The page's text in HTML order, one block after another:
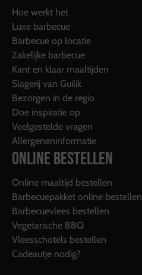
Hoe werkt het
Luxe barbecue
Barbecue op locatie
Zakelijke barbecue
Kant en klaar maaltijden
Slagerij van Guilik
Bezorgen in de regio
Doe inspiratie op
Veelgestelde vragen
Allergeneninformatie
ONLINE BESTELLEN
Online maaltijd bestellen
Barbecuepakket online bestellen
Barbecuevlees bestellen
Vegetarische BBQ
Vleesschotels bestellen
Cadeautje nodig?